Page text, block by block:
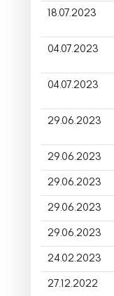
18.07.2023
04.07.2023
04.07.2023
29.06.2023
29.06.2023
29.06.2023
29.06.2023
29.06.2023
24.02.2023
27.12.2022